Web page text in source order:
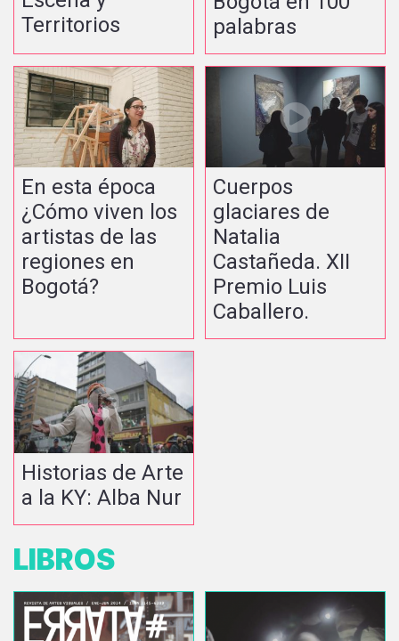
Territorios
palabras
En esta época
¿Cómo viven los
artistas de las
regiones en
Bogotá?
Cuerpos
glaciares de
Natalia
Castañeda. XII
Premio Luis
Caballero.
Historias de Arte
a la KY: Alba Nur
LIBROS